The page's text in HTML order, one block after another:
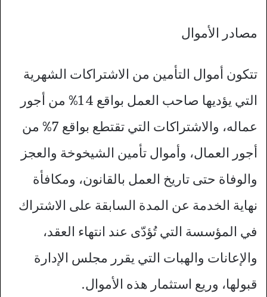
مصادر الأموال
تتكون أموال التأمين من الاشتراكات الشهرية
التي يؤديها صاحب العمل بواقع 14% من أجور
عماله، والاشتراكات التي تقتطع بواقع 7% من
أجور العمال، وأموال تأمين الشيخوخة والعجز
والوفاة حتى تاريخ العمل بالقانون، ومكافأة
نهاية الخدمة عن المدة السابقة على الاشتراك
في المؤسسة التي تُؤدّى عند انتهاء العقد،
والإعانات والهبات التي يقرر مجلس الإدارة
قبولها، وريع استثمار هذه الأموال.